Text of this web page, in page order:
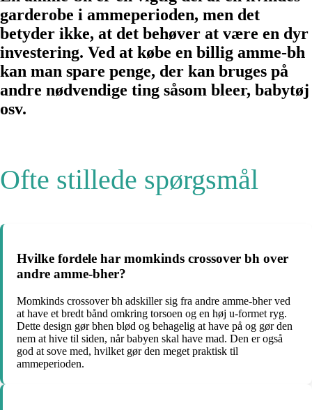
garderobe i ammeperioden, men det
betyder ikke, at det behøver at være en dyr
investering. Ved at købe en billig amme-bh
kan man spare penge, der kan bruges på
andre nødvendige ting såsom bleer, babytøj
osv.
Ofte stillede spørgsmål
Hvilke fordele har momkinds crossover bh over
andre amme-bher?
Momkinds crossover bh adskiller sig fra andre amme-bher ved
at have et bredt bånd omkring torsoen og en høj u-formet ryg.
Dette design gør bhen blød og behagelig at have på og gør den
nem at hive til siden, når babyen skal have mad. Den er også
god at sove med, hvilket gør den meget praktisk til
ammeperioden.